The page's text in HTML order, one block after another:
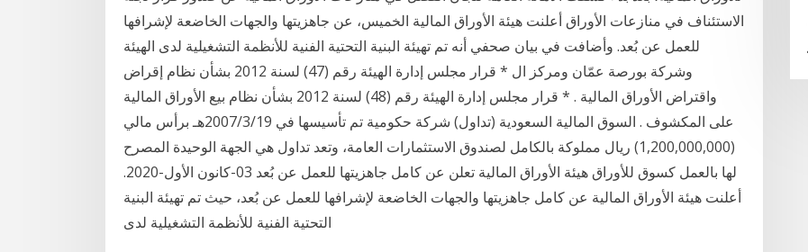
الاستئناف في منازعات الأوراق أعلنت هيئة الأوراق المالية الخميس، عن جاهزيتها والجهات الخاضعة لإشرافها
للعمل عن بُعد. وأضافت في بيان صحفي أنه تم تهيئة البنية التحتية الفنية للأنظمة التشغيلية لدى الهيئة
وشركة بورصة عمّان ومركز ال * قرار مجلس إدارة الهيئة رقم (47) لسنة 2012 بشأن نظام إقراض
واقتراض الأوراق المالية . * قرار مجلس إدارة الهيئة رقم (48) لسنة 2012 بشأن نظام بيع الأوراق المالية
على المكشوف . السوق المالية السعودية (تداول) شركة حكومية تم تأسيسها في 2007/3/19هـ برأس مالي
(1,200,000,000) ريال مملوكة بالكامل لصندوق الاستثمارات العامة، وتعد تداول هي الجهة الوحيدة المصرح
لها بالعمل كسوق للأوراق هيئة الأوراق المالية تعلن عن كامل جاهزيتها للعمل عن بُعد 03-كانون الأول-2020.
أعلنت هيئة الأوراق المالية عن كامل جاهزيتها والجهات الخاضعة لإشرافها للعمل عن بُعد، حيث تم تهيئة البنية
التحتية الفنية للأنظمة التشغيلية لدى